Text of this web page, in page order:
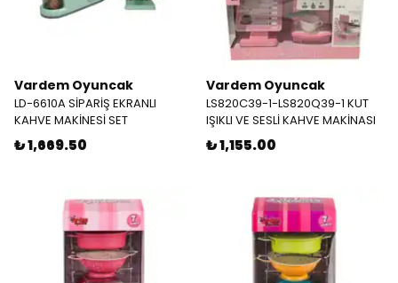
Vardem Oyuncak
LD-6610A SİPARİŞ EKRANLI
KAHVE MAKİNESİ SET
₺ 1,669.50
Vardem Oyuncak
LS820C39-1-LS820Q39-1 KUT
IŞIKLI VE SESLİ KAHVE MAKİNASI
₺ 1,155.00